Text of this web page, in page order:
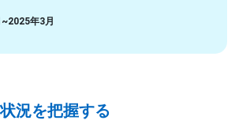
年3月
況を把握する